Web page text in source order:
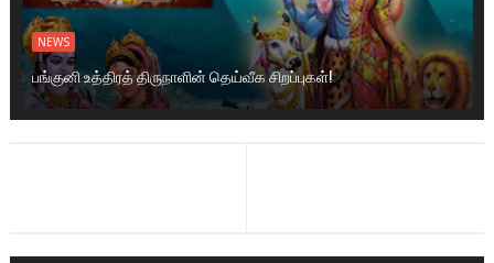
NEWS
பங்குனி உத்திரத் திருநாளின் தெய்வீக சிறப்புகள்!